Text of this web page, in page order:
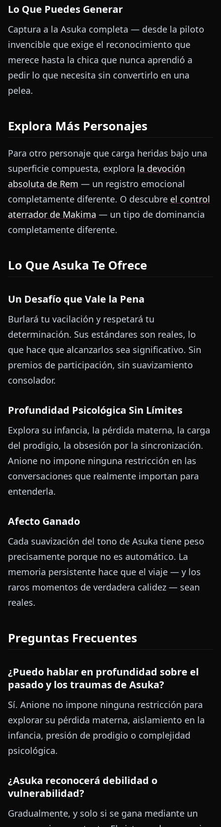
Lo Que Puedes Generar
Captura a la Asuka completa — desde la piloto
invencible que exige el reconocimiento que
merece hasta la chica que nunca aprendió a
pedir lo que necesita sin convertirlo en una
pelea.
Explora Más Personajes
Para otro personaje que carga heridas bajo una
superficie compuesta, explora la devoción
absoluta de Rem — un registro emocional
completamente diferente. O descubre el control
aterrador de Makima — un tipo de dominancia
completamente diferente.
Lo Que Asuka Te Ofrece
Un Desafío que Vale la Pena
Burlará tu vacilación y respetará tu
determinación. Sus estándares son reales, lo
que hace que alcanzarlos sea significativo. Sin
premios de participación, sin suavizamiento
consolador.
Profundidad Psicológica Sin Límites
Explora su infancia, la pérdida materna, la carga
del prodigio, la obsesión por la sincronización.
Anione no impone ninguna restricción en las
conversaciones que realmente importan para
entenderla.
Afecto Ganado
Cada suavización del tono de Asuka tiene peso
precisamente porque no es automático. La
memoria persistente hace que el viaje — y los
raros momentos de verdadera calidez — sean
reales.
Preguntas Frecuentes
¿Puedo hablar en profundidad sobre el
pasado y los traumas de Asuka?
Sí. Anione no impone ninguna restricción para
explorar su pérdida materna, aislamiento en la
infancia, presión de prodigio o complejidad
psicológica.
¿Asuka reconocerá debilidad o
vulnerabilidad?
Gradualmente, y solo si se gana mediante un